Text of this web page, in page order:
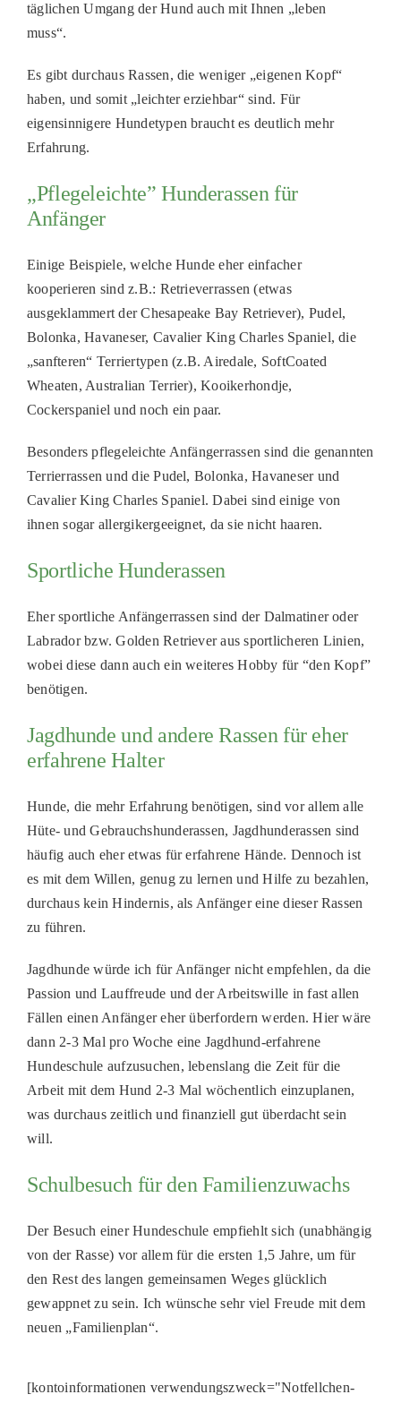
täglichen Umgang der Hund auch mitIhnen „leben
muss“.
Es gibt durchaus Rassen, die weniger „eigenen Kopf“
haben, und somit „leichter erziehbar“sind. Für
eigensinnigere Hundetypen braucht es deutlich mehr
Erfahrung.
„Pflegeleichte” Hunderassen für
Anfänger
Einige Beispiele, welche Hunde eher einfacher
kooperieren sind z.B.: Retrieverrassen (etwas
ausgeklammert derChesapeake Bay Retriever), Pudel,
Bolonka, Havaneser, CavalierKing Charles Spaniel, die
„sanfteren“ Terriertypen (z.B. Airedale, SoftCoated
Wheaten, Australian Terrier),Kooikerhondje,
Cockerspaniel und noch ein paar.
Besonders pflegeleichte Anfängerrassen sind die genannten
Terrierrassen und die Pudel, Bolonka, Havaneser und
Cavalier King Charles Spaniel. Dabei sind einige von
ihnen sogar allergikergeeignet, da sie nicht haaren.
Sportliche Hunderassen
Eher sportliche Anfängerrassen sind der Dalmatiner oder
Labrador bzw.Golden Retriever aus sportlicheren Linien,
wobei diese dann auch ein weiteres Hobby für “den Kopf”
benötigen.
Jagdhunde und andere Rassen für eher
erfahrene Halter
Hunde, die mehr Erfahrung benötigen, sind vor allem alle
Hüte- und Gebrauchshunderassen, Jagdhunderassen sind
häufig auch eher etwas für erfahrene Hände. Dennoch ist
es mit dem Willen, genug zu lernen und Hilfe zu bezahlen,
durchaus kein Hindernis, als Anfänger eine dieser Rassen
zu führen.
Jagdhunde würde ich für Anfänger nicht empfehlen, da die
Passion und Lauffreude und der Arbeitswille in fast allen
Fällen einen Anfänger eher überfordern werden. Hier wäre
dann 2-3Mal pro Woche eine Jagdhund-erfahrene
Hundeschule aufzusuchen, lebenslang die Zeit für die
Arbeit mit dem Hund 2-3 Mal wöchentlich einzuplanen,
was durchaus zeitlich und finanziell gut überdacht sein
will.
Schulbesuch für den Familienzuwachs
Der Besuch einer Hundeschule empfiehlt sich (unabhängig
von der Rasse) vor allem für die ersten 1,5 Jahre, um für
den Rest des langen gemeinsamen Weges glücklich
gewappnet zu sein. Ich wünsche sehr viel Freude mit dem
neuen „Familienplan“.
[kontoinformationen verwendungszweck="Notfellchen-